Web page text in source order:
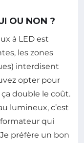
OU NON ?
à LED est
les zones
interdisent
opter pour
double le coût.
lumineux, c’est
qui
préfère un bon